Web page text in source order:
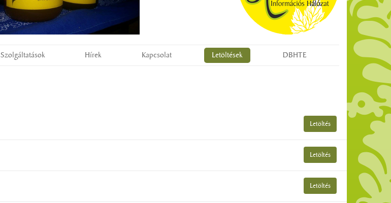
Szolgáltatások Hírek Kapcsolat Letöltések DBHTE
Letöltés
Letöltés
Letöltés